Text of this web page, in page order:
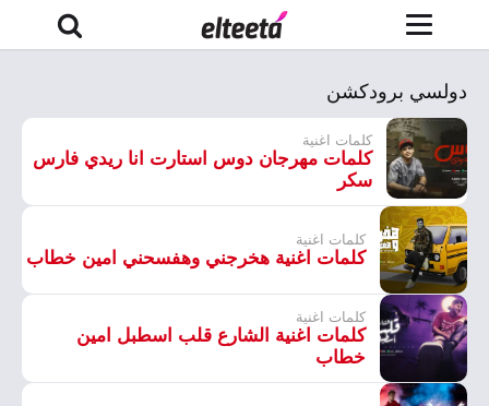
دولسي برودكشن
كلمات اغنية
كلمات مهرجان دوس استارت انا ريدي فارس
سكر
كلمات اغنية
كلمات اغنية هخرجني وهفسحني امين خطاب
كلمات اغنية
كلمات اغنية الشارع قلب اسطبل امين
خطاب